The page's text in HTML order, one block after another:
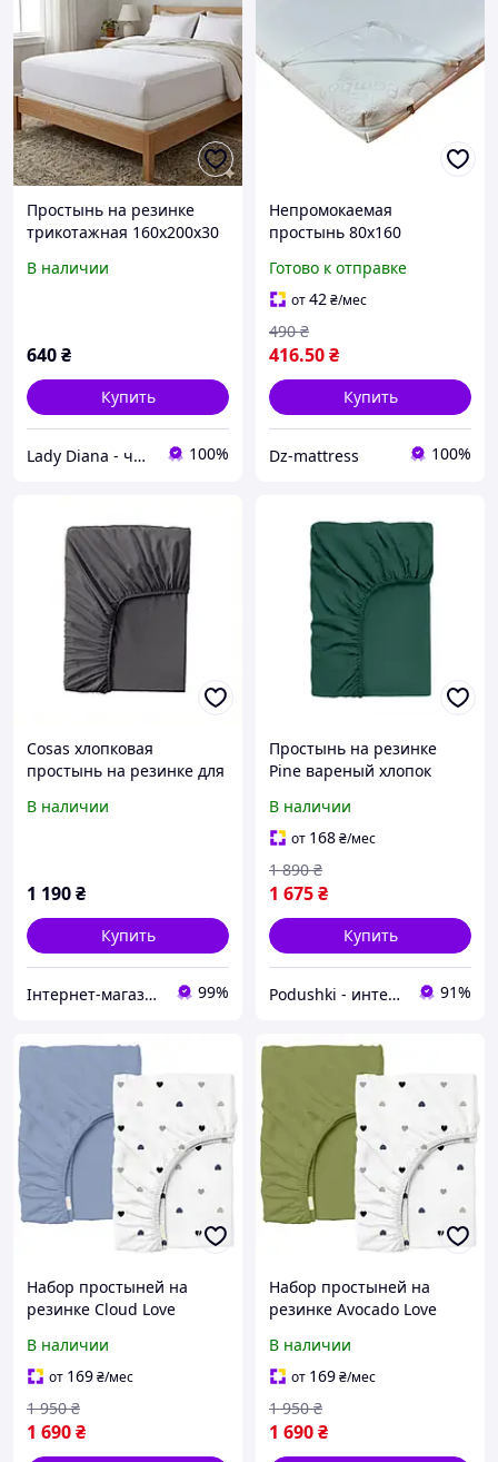
Простынь на резинке
трикотажная 160х200х30
хлопковая двуспальная
В наличии
640₴
Купить
Lady Diana - чехлы на мебель и домашний текстиль 100%
Непромокаемая
простынь 80х160
резинках. Полиэстер
Готово к отправке
от42₴/мес
416.50₴
490 ₴
Купить
Dz-mattress 100%
Cosas хлопковая
простынь на резинке для
В наличии
1 190₴
Купить
Інтернет-магазин SaleX 99%
Простынь на резинке
Pine вареный хлопок
80х160 см
В наличии
от 168₴/мес
1 675₴
1 890 ₴
Купить
Podushki - интернет-магазин Подушки 91%
Набор простыней на
резинке Cloud Love
см 80х160 см 2 шт
В наличии
от 169₴/мес
1 690₴
1 950 ₴
Набор простыней на
резинке Avocado Love
см 80х160 см 2 шт
В наличии
от 169₴/мес
1 690₴
1 950 ₴